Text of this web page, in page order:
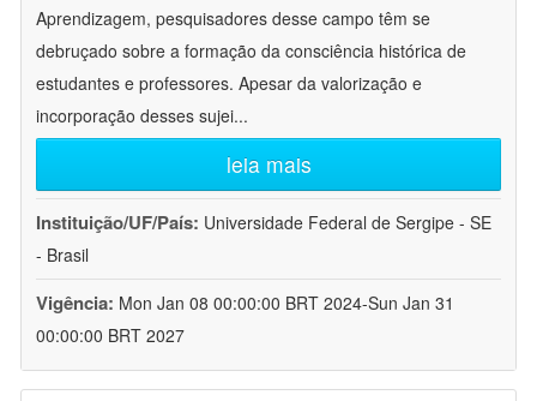
Aprendizagem, pesquisadores desse campo têm se
debruçado sobre a formação da consciência histórica de
estudantes e professores. Apesar da valorização e
incorporação desses sujei...
leia mais
Instituição/UF/País: Universidade Federal de Sergipe - SE
- Brasil
Vigência: Mon Jan 08 00:00:00 BRT 2024-Sun Jan 31
00:00:00 BRT 2027